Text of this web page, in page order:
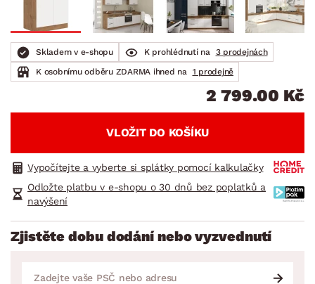
Skladem v e-shopu K prohlédnutí na
3 prodejnách
K osobnímu odběru ZDARMA ihned na
1 prodejně
2 799.00 Kč
VLOŽIT DO KOŠÍKU
Vypočítejte a vyberte si splátky pomocí kalkulačky
Odložte platbu v e-shopu o 30 dnů bez poplatků a
navýšení
Zjistěte dobu dodání nebo vyzvednutí